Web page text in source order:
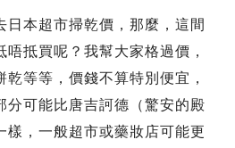
日本超市掃乾價，那麼，這間
抵買呢？我幫大家格過價，
等等，價錢不算特別便宜，
分可能比唐吉訶德（驚安的殿
樣，一般超市或藥妝店可能更